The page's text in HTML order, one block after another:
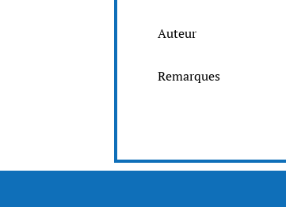
Auteur
Remarques